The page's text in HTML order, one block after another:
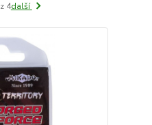
z 4další